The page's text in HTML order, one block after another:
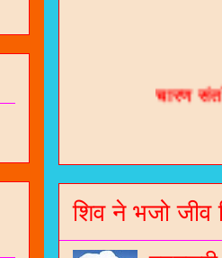
भजन /
जनरल
चारणी
नंबर
शिव ने भजो जीव